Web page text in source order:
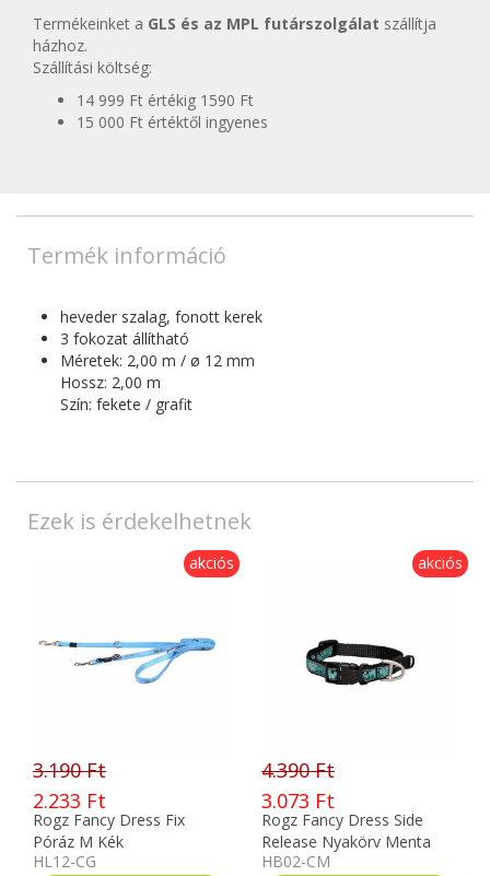
Termékeinket a GLS és az MPL futárszolgálat szállítja
házhoz.
Szállítási költség:
14 999 Ft értékig 1590 Ft
15 000 Ft értéktől ingyenes
Termék információ
heveder szalag, fonott kerek
3 fokozat állítható
Méretek: 2,00 m / ø 12 mm
Hossz: 2,00 m
Szín: fekete / grafit
Ezek is érdekelhetnek
akciós
3.190 Ft
2.233 Ft
Rogz Fancy Dress Fix
Póráz M Kék
HL12-CG
akciós
4.390 Ft
3.073 Ft
Rogz Fancy Dress Side
Release Nyakörv Menta
Díszes XL
HB02-CM